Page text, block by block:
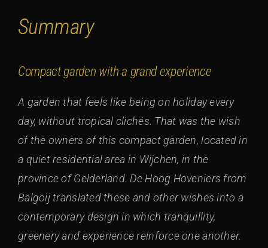
Summary
Compact garden with a grand experience
A garden that feels like being on holiday every
day, without tropical clichés. That was the wish
of the owners of this compact garden, located in
a quiet residential area in Wijchen, in the
province of Gelderland. De Hoog Hoveniers from
Balgoij translated these and other wishes into a
contemporary design in which tranquillity,
greenery and experience reinforce one another.